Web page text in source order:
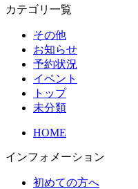
カテゴリ一覧
その他
お知らせ
予約状況
イベント
トップ
未分類
HOME
インフォメーション
初めての方へ